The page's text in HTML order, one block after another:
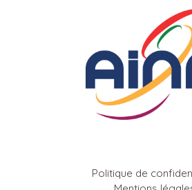
Politique de